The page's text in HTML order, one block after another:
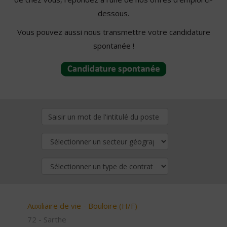
dessous.
Vous pouvez aussi nous transmettre votre candidature
spontanée !
Auxiliaire de vie - Bouloire (H/F)
72 - Sarthe